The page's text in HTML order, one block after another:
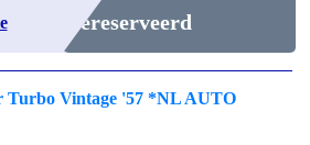
Gereserveerd